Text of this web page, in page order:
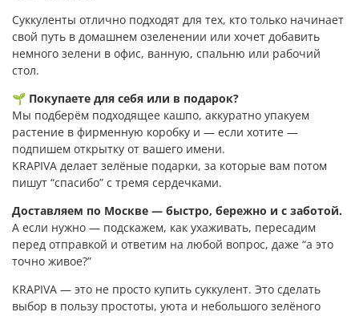
Суккуленты отлично подходят для тех, кто только начинает
свой путь в домашнем озеленении или хочет добавить
немного зелени в офис, ванную, спальню или рабочий
стол.
🌱 Покупаете для себя или в подарок?
Мы подберём подходящее кашпо, аккуратно упакуем
растение в фирменную коробку и — если хотите —
подпишем открытку от вашего имени.
KRAPIVA делает зелёные подарки, за которые вам потом
пишут “спасибо” с тремя сердечками.
Доставляем по Москве — быстро, бережно и с заботой.
А если нужно — подскажем, как ухаживать, пересадим
перед отправкой и ответим на любой вопрос, даже “а это
точно живое?”
KRAPIVA — это не просто купить суккулент. Это сделать
выбор в пользу простоты, уюта и небольшого зелёного